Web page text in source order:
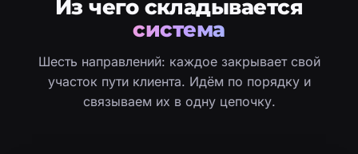
Из чего складывается
система
Шесть направлений: каждое закрывает свой
участок пути клиента. Идём по порядку и
связываем их в одну цепочку.